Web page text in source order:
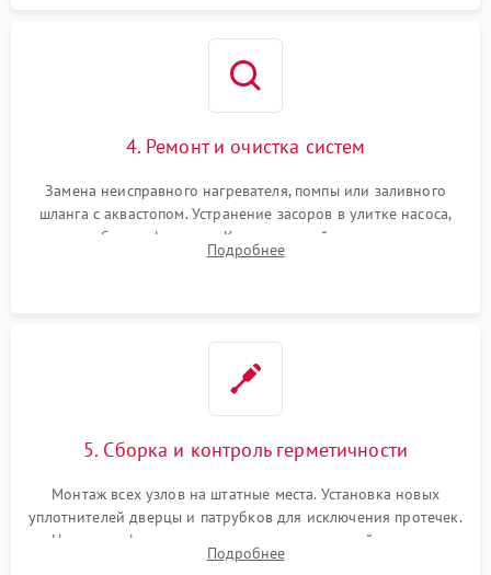
4. Ремонт и очистка систем
Замена неисправного нагревателя, помпы или заливного
шланга с аквастопом. Устранение засоров в улитке насоса,
патрубках и фильтрах. Компонентный ремонт платы
управления, восстановление поврежденной проводки.
Подробнее
5. Сборка и контроль герметичности
Монтаж всех узлов на штатные места. Установка новых
уплотнителей дверцы и патрубков для исключения протечек.
Надежная фиксация хомутов гидравлической системы,
сборка корпуса и установка датчика поплавка.
Подробнее